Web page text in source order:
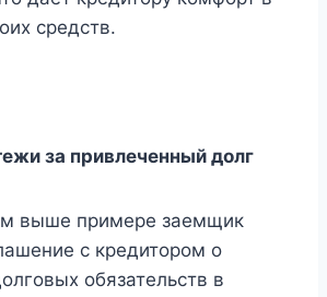
средств.
за привлеченный долг
выше примере заемщик
с кредитором о
обязательств в